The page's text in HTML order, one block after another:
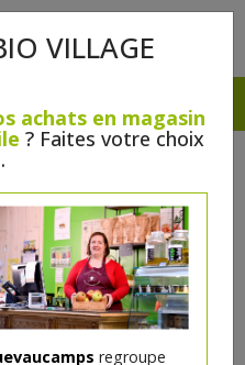
VILLAGE
achats en magasin
? Faites votre choix
regroupe